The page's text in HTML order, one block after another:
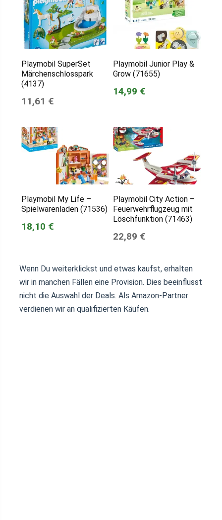
Playmobil SuperSet
Märchenschlosspark
(4137)
11,61 €
Playmobil Junior Play &
Grow (71655)
14,99 €
Playmobil My Life –
Spielwarenladen (71536)
18,10 €
Playmobil City Action –
Feuerwehrflugzeug mit
Löschfunktion (71463)
22,89 €
Wenn Du weiterklickst und etwas kaufst, erhalten
wir in manchen Fällen eine Provision. Dies beeinflusst
nicht die Auswahl der Deals. Als Amazon-Partner
verdienen wir an qualifizierten Käufen.